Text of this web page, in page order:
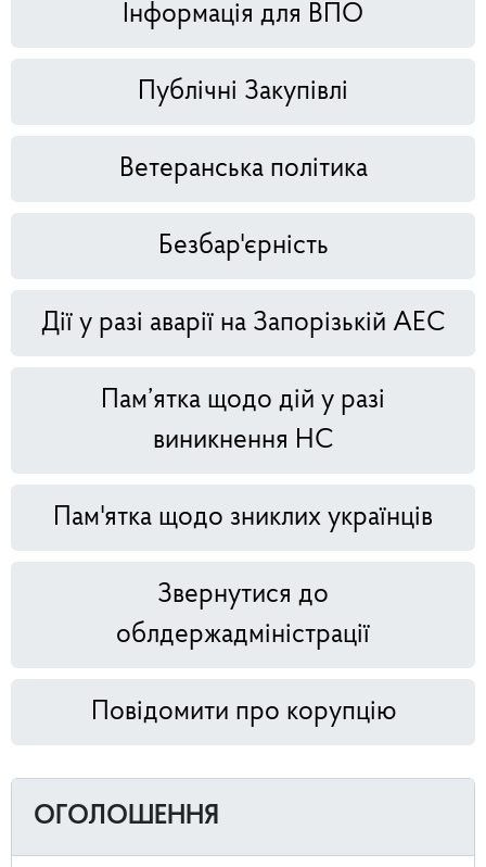
Інформація для ВПО
Публічні Закупівлі
Ветеранська політика
Безбар'єрність
Дії у разі аварії на Запорізькій АЕС
Пам’ятка щодо дій у разі
виникнення НС
Пам'ятка щодо зниклих українців
Звернутися до
облдержадміністрації
Повідомити про корупцію
ОГОЛОШЕННЯ